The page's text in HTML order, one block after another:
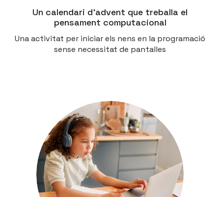
Un calendari d’advent que treballa el
pensament computacional
Una activitat per iniciar els nens en la programació
sense necessitat de pantalles